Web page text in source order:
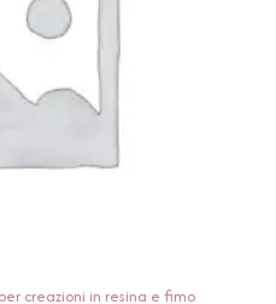
creazioni in resina e fimo